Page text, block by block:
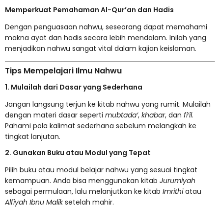
Memperkuat Pemahaman Al-Qur’an dan Hadis
Dengan penguasaan nahwu, seseorang dapat memahami
makna ayat dan hadis secara lebih mendalam. Inilah yang
menjadikan nahwu sangat vital dalam kajian keislaman.
Tips Mempelajari Ilmu Nahwu
1. Mulailah dari Dasar yang Sederhana
Jangan langsung terjun ke kitab nahwu yang rumit. Mulailah
dengan materi dasar seperti mubtada’, khabar, dan fi’il.
Pahami pola kalimat sederhana sebelum melangkah ke
tingkat lanjutan.
2. Gunakan Buku atau Modul yang Tepat
Pilih buku atau modul belajar nahwu yang sesuai tingkat
kemampuan. Anda bisa menggunakan kitab Jurumiyah
sebagai permulaan, lalu melanjutkan ke kitab Imrithiatau
Alfiyah Ibnu Maliksetelah mahir.